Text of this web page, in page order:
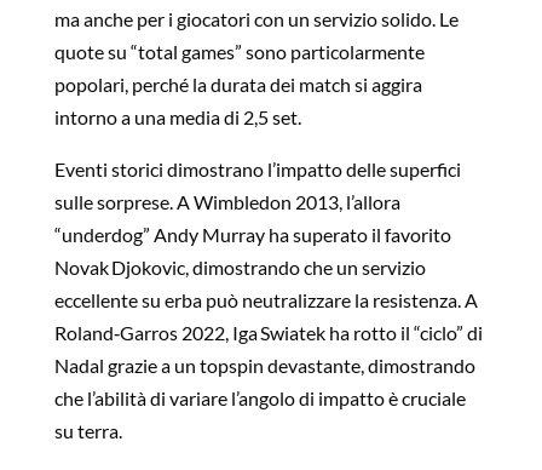
ma anche per i giocatori con un servizio solido. Le
quote su “total games” sono particolarmente
popolari, perché la durata dei match si aggira
intorno a una media di 2,5 set.
Eventi storici dimostrano l’impatto delle superfici
sulle sorprese. A Wimbledon 2013, l’allora
“underdog” Andy Murray ha superato il favorito
Novak Djokovic, dimostrando che un servizio
eccellente su erba può neutralizzare la resistenza. A
Roland‑Garros 2022, Iga Swiatek ha rotto il “ciclo” di
Nadal grazie a un topspin devastante, dimostrando
che l’abilità di variare l’angolo di impatto è cruciale
su terra.